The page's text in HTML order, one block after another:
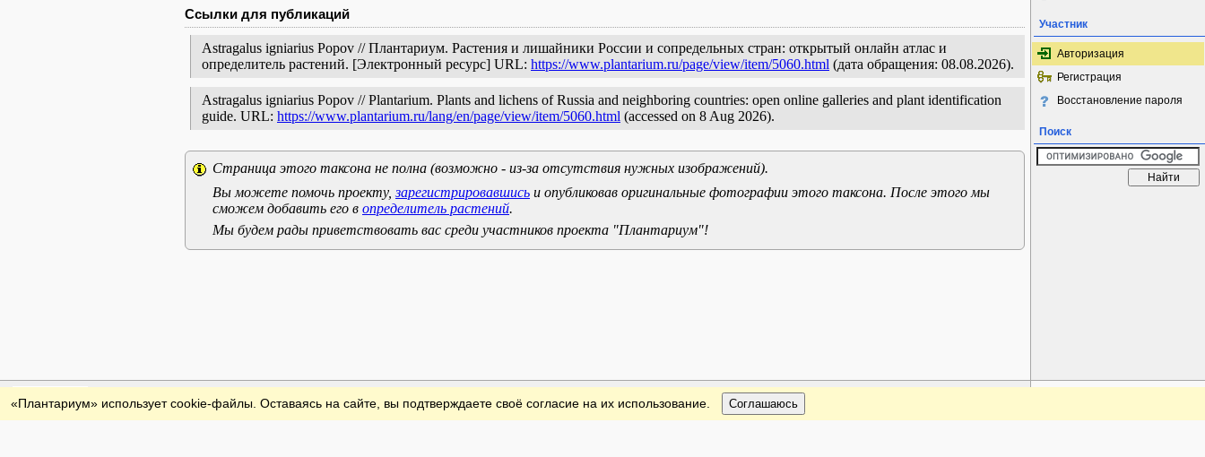
Ссылки для публикаций
Astragalus igniarius Popov // Плантариум. Растения и лишайники России и сопредельных стран: открытый онлайн атлас и
определитель растений. [Электронный ресурс] URL: https://www.plantarium.ru/page/view/item/5060.html (дата обращения: 08.08.2026).
Astragalus igniarius Popov // Plantarium. Plants and lichens of Russia and neighboring countries: open online galleries and plant identification
guide. URL: https://www.plantarium.ru/lang/en/page/view/item/5060.html (accessed on 8 Aug 2026).
Страница этого таксона не полна (возможно - из-за отсутствия нужных изображений).
Вы можете помочь проекту, зарегистрировавшись и опубликовав оригинальные фотографии этого таксона. После этого мы
сможем добавить его в определитель растений.
Мы будем рады приветствовать вас среди участников проекта "Плантариум"!
Участник
Авторизация
Регистрация
Восстановление пароля
Поиск
Обратная связь
«Плантариум» использует cookie-файлы. Оставаясь на сайте, вы подтверждаете своё согласие на их использование. Соглашаюсь